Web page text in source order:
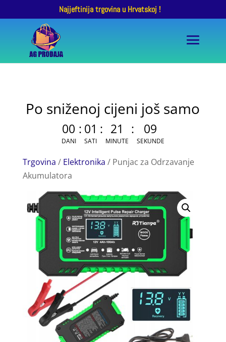
Najjeftinija trgovina u Hrvatskoj !
Po sniženoj cijeni još samo
00
DANI
: 01
SATI
: 21
MINUTE
: 08
SEKUNDE
Trgovina / Elektronika / Punjac za Odrzavanje
Akumulatora